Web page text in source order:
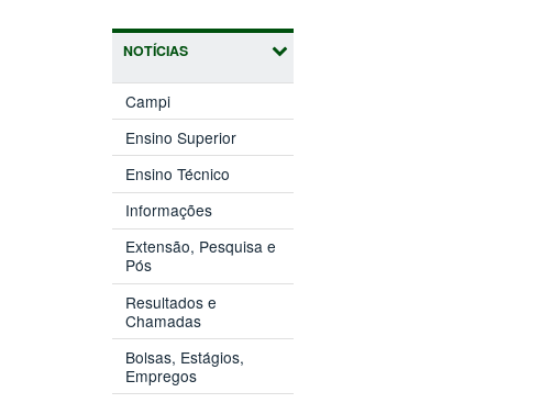
NOTÍCIAS
Campi
Ensino Superior
Ensino Técnico
Informações
Extensão, Pesquisa e
Pós
Resultados e
Chamadas
Bolsas, Estágios,
Empregos